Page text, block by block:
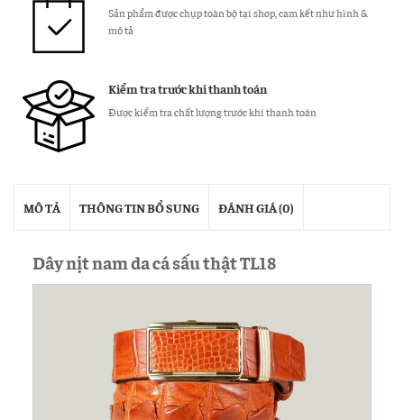
Sản phẩm được chụp toàn bộ tại shop, cam kết như hình &
mô tả
Kiểm tra trước khi thanh toán
Được kiểm tra chất lượng trước khi thanh toán
MÔ TẢ THÔNG TIN BỔ SUNG ĐÁNH GIÁ (0)
Dây nịt nam da cá sấu thật TL18